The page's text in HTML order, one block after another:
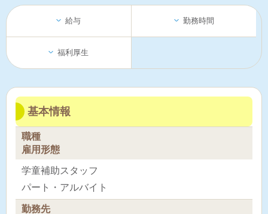
給与 勤務時間
福利厚生
基本情報
職種
雇用形態
学童補助スタッフ
パート・アルバイト
勤務先